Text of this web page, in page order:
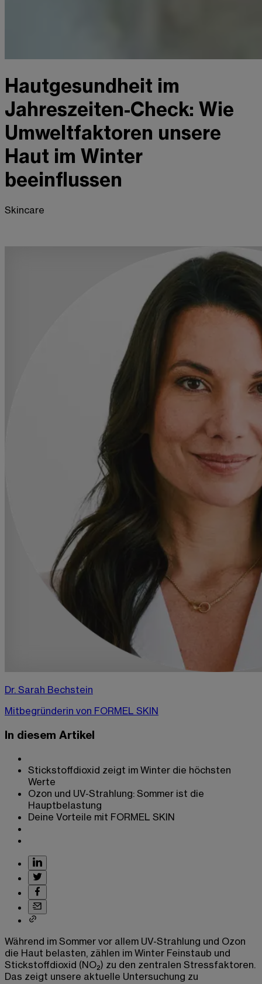
Hautgesundheit im
Jahreszeiten-Check: Wie
Umweltfaktoren unsere
Haut im Winter
beeinflussen
Skincare
Dr. Sarah Bechstein
Mitbegründerin von FORMEL SKIN
In diesem Artikel
Stickstoffdioxid zeigt im Winter die höchsten
Werte
Ozon und UV-Strahlung: Sommer ist die
Hauptbelastung
Deine Vorteile mit FORMEL SKIN
Während im Sommer vor allem UV-Strahlung und Ozon
die Haut belasten, zählen im Winter Feinstaub und
Stickstoffdioxid (NO₂) zu den zentralen Stressfaktoren.
Das zeigt unsere aktuelle Untersuchung zu